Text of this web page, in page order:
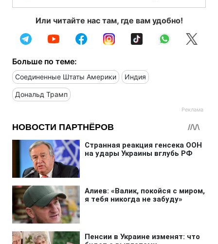
Или читайте нас там, где вам удобно!
Больше по теме:
Соединенные Штаты Америки Индия
Дональд Трамп